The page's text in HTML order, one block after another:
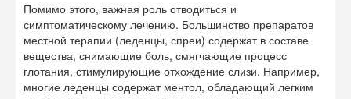
Помимо этого, важная роль отводиться и
симптоматическому лечению. Большинство препаратов
местной терапии (леденцы, спреи) содержат в составе
вещества, снимающие боль, смягчающие процесс
глотания, стимулирующие отхождение слизи. Например,
многие леденцы содержат ментол, обладающий легким